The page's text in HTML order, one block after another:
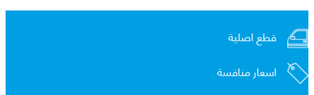
قطع اصلية
اسعار منافسة